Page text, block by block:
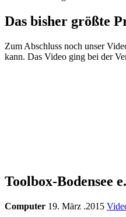
Das bisher größte
Zum Abschluss noch unser
kann. Das Video ging bei der
Toolbox-Bodensee
Computer 19. März .2015